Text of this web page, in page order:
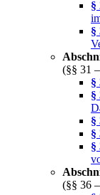
§
§
(§§ 31
§
§
§
§
§
(§§ 36